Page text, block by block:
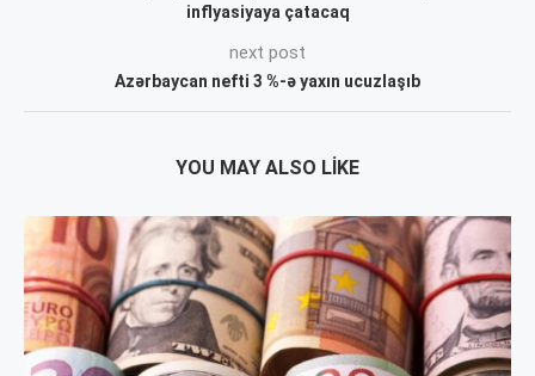
inflyasiyaya çatacaq
next post
Azərbaycan nefti 3 %-ə yaxın ucuzlaşıb
YOU MAY ALSO LIKE